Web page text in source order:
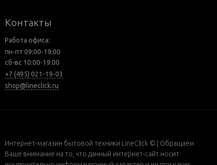
Контакты
Работа офиса:
пн-пт 09:00-19:00
сб-вс 10:00-19:00
+7 (495) 021-19-03
shop@lineclick.ru
Интернет-магазин бытовой техники LineClick © | Обращаем
Ваше внимание на то, что данный интернет-сайт носит